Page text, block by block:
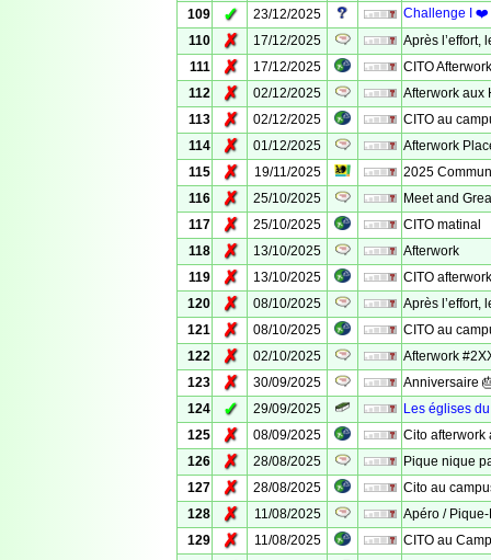
109
✓ 23/12/2025
Challenge I ❤️
110
✗ 17/12/2025
Après l’effort,
111
✗ 17/12/2025
CITO Afterwork
112
✗ 02/12/2025
Afterwork aux
113
✗ 02/12/2025
CITO au
114
✗ 01/12/2025
Afterwork
115
✗ 19/11/2025
2025
116
✗ 25/10/2025
Meet and
117
✗ 25/10/2025
CITO matinal
118
✗ 13/10/2025
Afterwork
119
✗ 13/10/2025
CITO
120
✗ 08/10/2025
Après l’effort,
121
✗ 08/10/2025
CITO au
122
✗ 02/10/2025
Afterwork
123
✗ 30/09/2025
Anniversaire
124
✓ 29/09/2025
Les églises
125
✗ 08/09/2025
Cito afterwork
126
✗ 28/08/2025
Pique nique
127
✗ 28/08/2025
Cito au
128
✗ 11/08/2025
Apéro /
129
✗ 11/08/2025
CITO au